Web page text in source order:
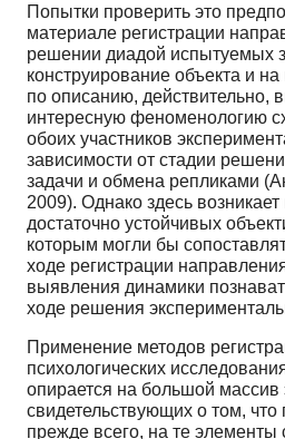
Попытки проверить это
материале регистрации
решении диадой испытуемых
конструирование объекта и
по описанию, действительно,
интересную феноменологию
обоих участников
зависимости от стадии
задачи и обмена репликами
2009). Однако здесь
достаточно устойчивых
которым могли бы
ходе регистрации
выявления динамики
ходе решения
Применение методов
психологических
опирается на большой
свидетельствующих о том, что
прежде всего, на те элементы